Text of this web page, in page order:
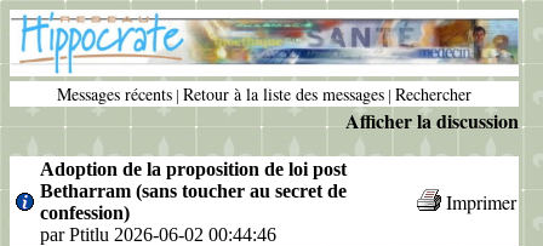
Messages récents | Retour à la liste des messages | Rechercher
Afficher la discussion
Adoption de la proposition de loi post
Betharram (sans toucher au secret de
confession)
par Ptitlu 2026-06-02 00:44:46
Imprimer